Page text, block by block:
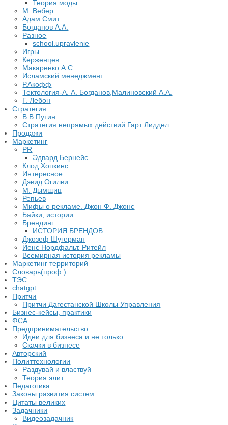
Теория моды
М. Вебер
Адам Смит
Богданов А.А.
Разное
school.upravlenie
Игры
Керженцев
Макаренко А.С.
Исламский менеджмент
Р.Акофф
Тектология-А. А. Богданов,Малиновский А.А.
​Г. Лебон
Стратегия
В.В.Путин
​Стратегия непрямых действий Гарт Лиддел
Продажи
Маркетинг
PR
Эдвард Бернейс
Клод Хопкинс
Интересное
Дэвид Огилви
М. Дымщиц
Репьев
Мифы о рекламе. Джон Ф. Джонс
Байки, истории
Брендинг
ИСТОРИЯ БРЕНДОВ
Джозеф Шугерман
​Йенс Нордфальт. Ритейл
Всемирная история рекламы
Маркетинг территорий
Словарь(проф.)
ТЭС
chatgpt
Притчи
Притчи Дагестанской Школы Управления
Бизнес-кейсы, практики
ФСА
Предпринимательство
Идеи для бизнеса и не только
Скачки в бизнесе
Авторский
Политтехнологии
Раздувай и властвуй
Теория элит
​Педагогика
Законы развития систем
Цитаты великих
Задачники
Видеозадачник